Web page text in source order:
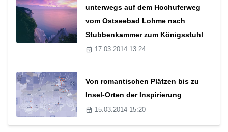
unterwegs auf dem Hochuferweg
vom Ostseebad Lohme nach
Stubbenkammer zum Königsstuhl
17.03.2014 13:24
Von romantischen Plätzen bis zu
Insel-Orten der Inspirierung
15.03.2014 15:20